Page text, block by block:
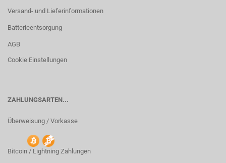
Versand- und Lieferinformationen
Batterieentsorgung
AGB
Cookie Einstellungen
ZAHLUNGSARTEN...
Überweisung / Vorkasse
Bitcoin / Lightning Zahlungen